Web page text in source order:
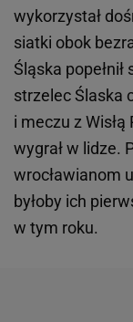
wykorzystał
siatki obok
Śląska
strzelec Ślaska
i meczu z
wygrał w lidze.
wrocławianom
byłoby ich
w tym roku.